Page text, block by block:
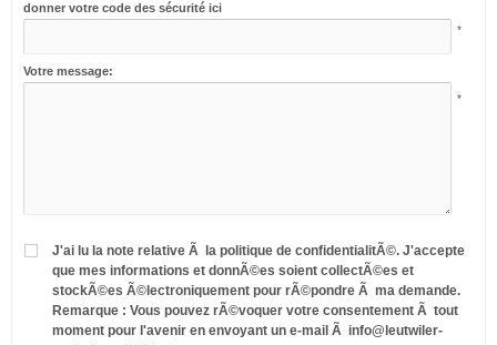
donner votre code des sécurité ici
*
Votre message:
*
J'ai lu la note relative Ã la politique de confidentialitÃ©. J'accepte
que mes informations et donnÃ©es soient collectÃ©es et
stockÃ©es Ã©lectroniquement pour rÃ©pondre Ã ma demande.
Remarque : Vous pouvez rÃ©voquer votre consentement Ã tout
moment pour l'avenir en envoyant un e-mail Ã info@leutwiler-